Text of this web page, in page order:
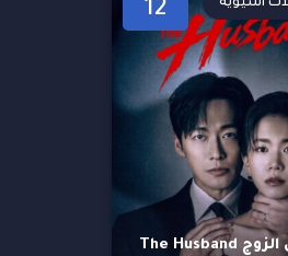
12
مسلسل الزوج The Husband
اسيوية